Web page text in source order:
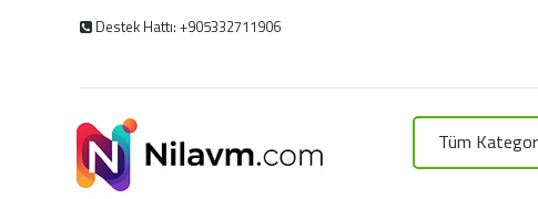
Destek Hattı: +905332711906
Tüm